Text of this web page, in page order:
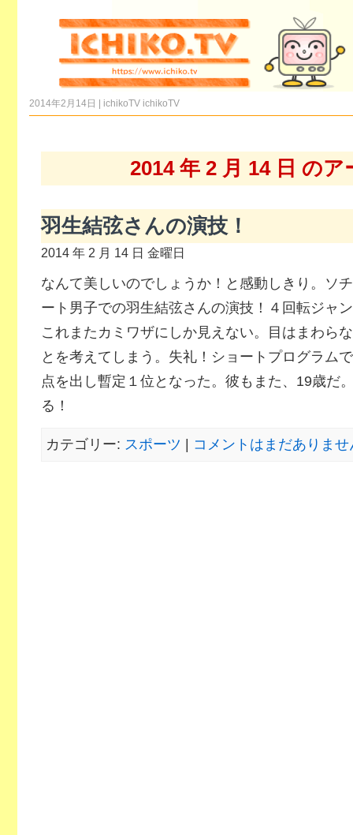
2014年2月14日 | ichikoTV ichikoTV
2014 年 2 月 14 日 のア
羽生結弦さんの演技！
2014 年 2 月 14 日 金曜日
なんて美しいのでしょうか！と感動しきり。ソ
ート男子での羽生結弦さんの演技！４回転ジャ
これまたカミワザにしか見えない。目はまわら
とを考えてしまう。失礼！ショートプログラム
点を出し暫定１位となった。彼もまた、19歳だ
る！
カテゴリー: スポーツ コメントはまだありませ